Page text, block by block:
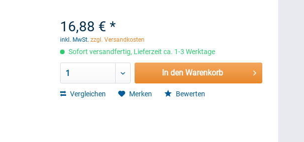
16,88 € *
inkl. MwSt. zzgl. Versandkosten
Sofort versandfertig, Lieferzeit ca. 1-3 Werktage
1 In den Warenkorb
Vergleichen Merken Bewerten